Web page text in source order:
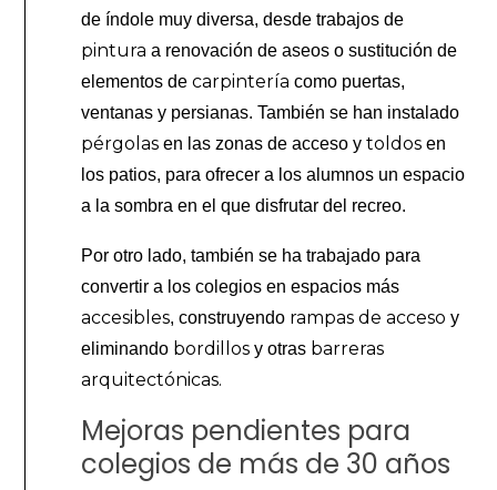
de índole muy diversa, desde trabajos de
pintura a renovación de aseos o sustitución de
elementos decarpintería como puertas,
ventanas y persianas. También se han instalado
pérgolas en las zonas de acceso y toldos en
los patios, para ofrecer a los alumnos un espacio
a la sombra en el que disfrutar del recreo.
Por otro lado, también se ha trabajado para
convertir a los colegios en espacios más
accesibles, construyendo rampas de acceso y
eliminando bordillos y otras barreras
arquitectónicas.
Mejoras pendientes para
colegios de más de 30 años